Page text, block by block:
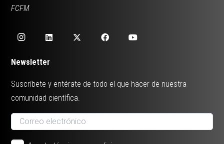
FCFM
Newsletter
Suscríbete y entérate de todo el que hacer de nuestra
comunidad científica.